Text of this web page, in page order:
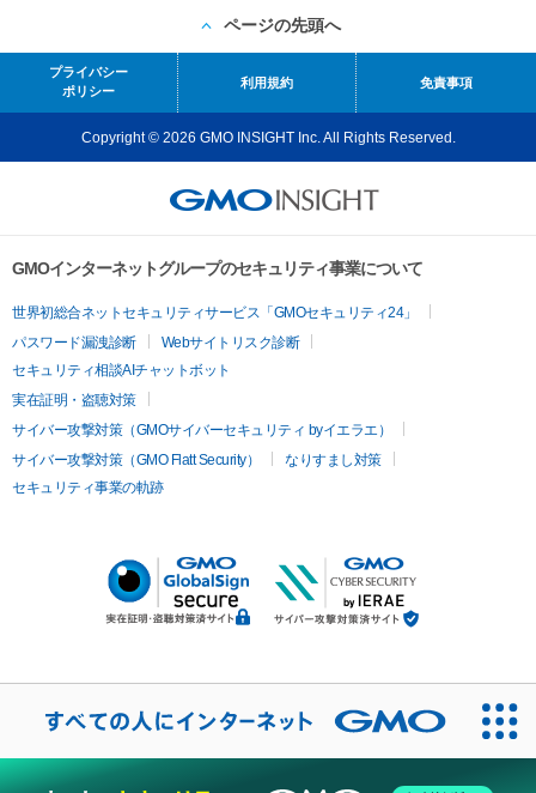
ページの先頭へ
プライバシー
ポリシー
利用規約 免責事項
Copyright © 2026 GMO INSIGHT Inc. All Rights Reserved.
GMOインターネットグループのセキュリティ事業について
世界初総合ネットセキュリティサービス「GMOセキュリティ24」
パスワード漏洩診断
Webサイトリスク診断
セキュリティ相談AIチャットボット
実在証明・盗聴対策
サイバー攻撃対策（GMOサイバーセキュリティ byイエラエ）
サイバー攻撃対策（GMO Flatt Security）
なりすまし対策
セキュリティ事業の軌跡